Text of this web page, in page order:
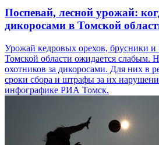
Поспевай, лесной урожай:
дикоросами в Томской
Урожай кедровых орехов, брусники
Томской области ожидается слабым.
охотников за дикоросами. Для них в
сроки сбора и штрафы за их
инфографике РИА Томск.